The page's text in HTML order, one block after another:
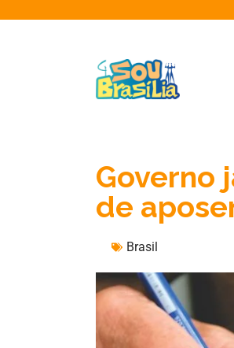
Governo
de
Brasil